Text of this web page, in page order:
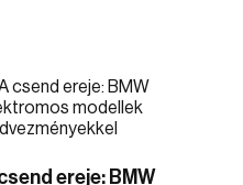
ereje: BMW